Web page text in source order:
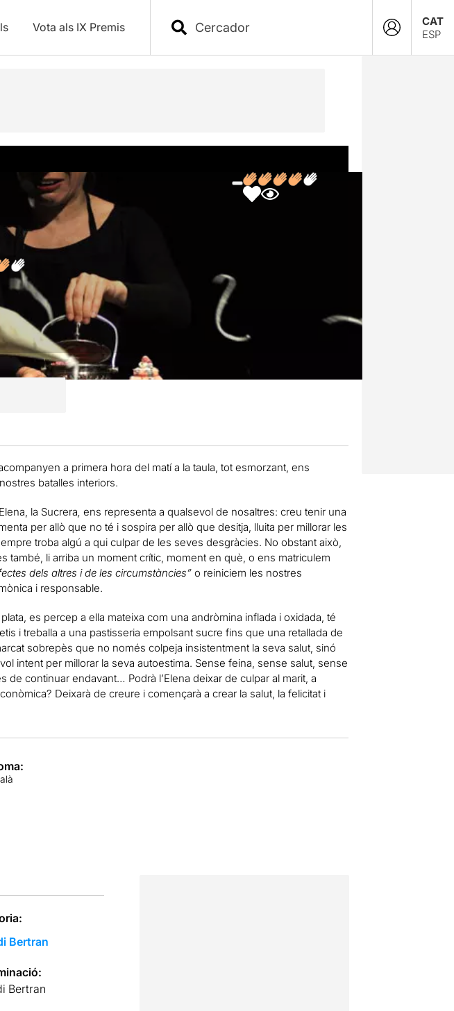
Vota als IX Premis
CAT
ESP
a primera hora del matí a la taula, tot esmorzant, ens
batalles interiors.
la Sucrera ens representa a qualsevol de nosaltres: creu tenir una
per allò que no té i sospira per allò que desitja, lluita per millorar les
troba algú a qui culpar de les seves desgràcies. No obstant això,
també, li arriba un moment crític, moment en què, o ens matriculem
dels altres i de les circumstàncies” o reiniciem les nostres
i responsable.
es percep a ella mateixa com una andròmina inflada i oxidada, té
i treballa a una pastisseria empolsant sucre fins que una retallada de
sobrepès que no només colpeja insistentment la seva salut, sinó
intent per millorar la seva autoestima. Sense feina, sense salut, sense
de continuar endavant… Podrà l’Elena deixar de culpar al marit, a
Deixarà de creure i començarà a crear la salut, la felicitat i
Bertran
Bertran